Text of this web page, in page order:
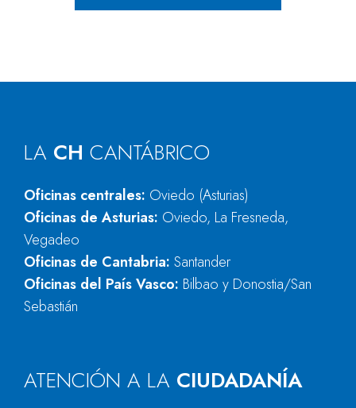
LA CH CANTÁBRICO
Oficinas centrales: Oviedo (Asturias)
Oficinas de Asturias: Oviedo, La Fresneda,
Vegadeo
Oficinas de Cantabria: Santander
Oficinas del País Vasco: Bilbao y Donostia/San
Sebastián
ATENCIÓN A LA CIUDADANÍA